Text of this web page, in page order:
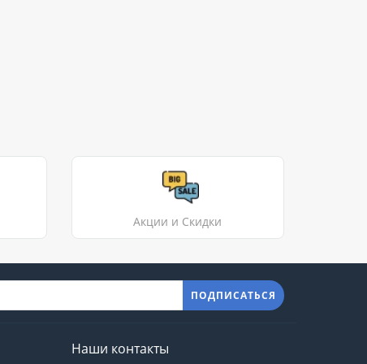
Акции и Скидки
ПОДПИСАТЬСЯ
Наши контакты